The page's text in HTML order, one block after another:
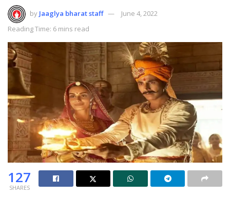
by Jaaglya bharat staff
June 4, 2022
Reading Time: 6 mins read
127
SHARES